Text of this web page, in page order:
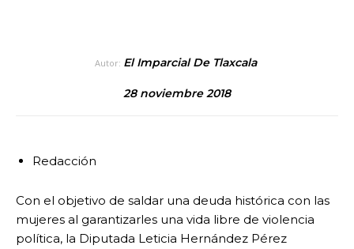
Autor: El Imparcial De Tlaxcala
28 noviembre 2018
Redacción
Con el objetivo de saldar una deuda histórica con las
mujeres al garantizarles una vida libre de violencia
política, la Diputada Leticia Hernández Pérez